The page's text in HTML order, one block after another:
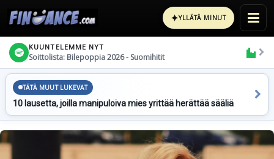
✦YLLÄTÄ MINUT
KUUNTELEMME NYT
Soittolista: Bilepoppia 2026 - Suomihitit
TÄTÄ MUUT LUKEVAT
10 lausetta, joilla manipuloiva mies yrittää herättää sääliä